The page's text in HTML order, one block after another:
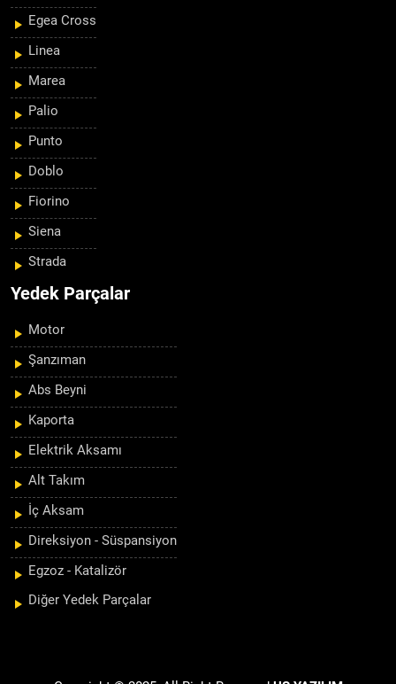
Egea Cross
Linea
Marea
Palio
Punto
Doblo
Fiorino
Siena
Strada
Yedek Parçalar
Motor
Şanzıman
Abs Beyni
Kaporta
Elektrik Aksamı
Alt Takım
İç Aksam
Direksiyon - Süspansiyon
Egzoz - Katalizör
Diğer Yedek Parçalar